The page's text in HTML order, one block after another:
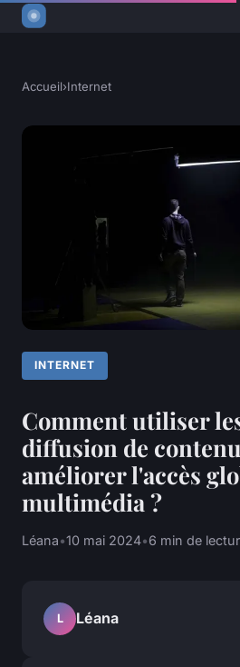
Accueil›Internet
INTERNET
Comment utiliser
diffusion de
améliorer l'accès
multimédia ?
Léana•10 mai 2024•6 min de
L Léana